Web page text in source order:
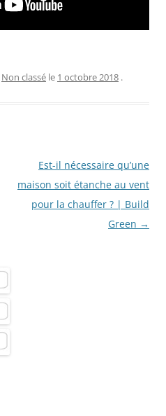
Non classé le 1 octobre 2018 .
Est-il nécessaire qu’une
maison soit étanche au vent
pour la chauffer ? | Build
Green →